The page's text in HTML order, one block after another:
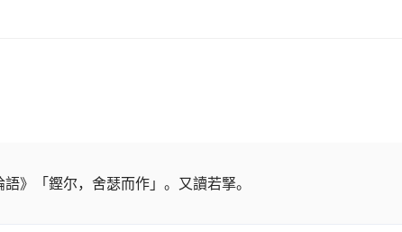
》「鏗尔，舍瑟而作」。又讀若掔。